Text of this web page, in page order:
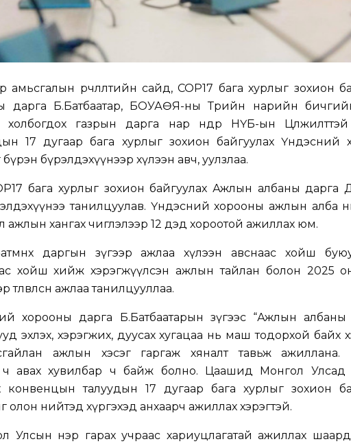
өөрчлөлтийн сайд, COP17 бага хурлыг зохион
дарга Б.Батбаатар, БОУАӨЯ-ны Төрийн нарийн
газрын дарга нар өнөөдөр НҮБ-ын
17 дугаар бага хурлыг зохион байгуулах Үндэсний
бүрэлдэхүүнээр хүлээн авч, уулзлаа.
бага хурлыг зохион байгуулах Ажлын албаны дарга
танилцуулав. Үндэсний хорооны ажлын алба
ажлын хангах чиглэлээр 12 дэд хороотой ажиллах юм.
даргын зүгээр ажлаа хүлээн авснаас хойш буюу
хойш хийж хэрэгжүүлсэн ажлын тайлан болон 2025
ажлаа танилцууллаа.
хорооны дарга Б.Батбаатарын зүгээс “Ажлын
эхлэх, хэрэгжих, дуусах хугацаа нь маш тодорхой байх
ажлын хэсэг гаргаж хяналт тавьж ажиллана.
ч авах хувилбар ч байж болно. Цаашид Монгол
конвенцын талуудын 17 дугаар бага хурлыг зохион
олон нийтэд хүргэхэд анхаарч ажиллах хэрэгтэй.
Улсын нэр гарах учраас хариуцлагатай ажиллах